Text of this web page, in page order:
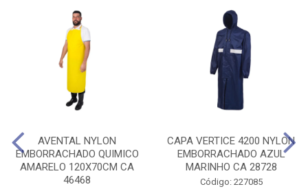
AVENTAL NYLON
EMBORRACHADO QUIMICO
AMARELO 120X70CM CA
46468
CAPA VERTICE 4200 NYLON
EMBORRACHADO AZUL
MARINHO CA 28728
Código: 227085